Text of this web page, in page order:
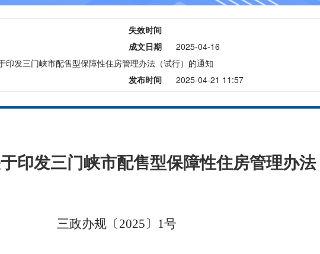
失效时间
成文日期
2025-04-16
印发三门峡市配售型保障性住房管理办法（试行）的通知
发布时间 2025-04-21 11:57
印发三门峡市配售型保障性住房管理办
三政办规〔2025〕1号